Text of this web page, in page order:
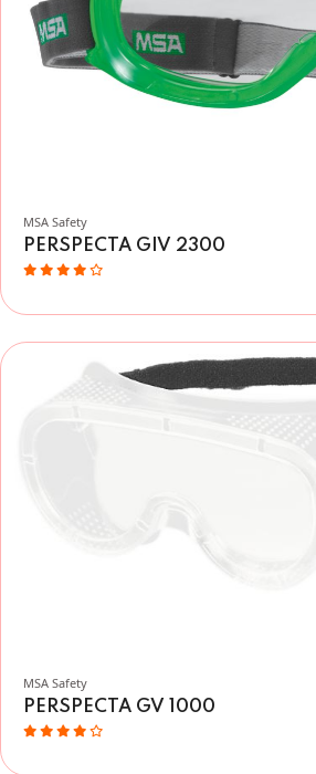
MSA Safety
PERSPECTA GIV 2300
MSA Safety
PERSPECTA GV 1000